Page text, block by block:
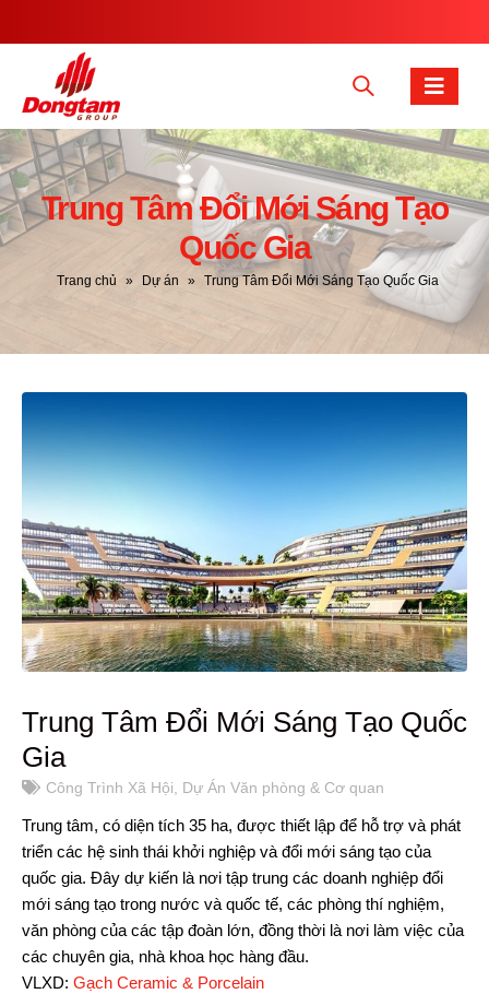
Trung Tâm Đổi Mới Sáng Tạo
Quốc Gia
Trang chủ » Dự án » Trung Tâm Đổi Mới Sáng Tạo Quốc Gia
Trung Tâm Đổi Mới Sáng Tạo Quốc
Gia
Công Trình Xã Hội, Dự Án Văn phòng & Cơ quan
Trung tâm, có diện tích 35 ha, được thiết lập để hỗ trợ và phát
triển các hệ sinh thái khởi nghiệp và đổi mới sáng tạo của
quốc gia. Đây dự kiến ​là nơi tập trung các doanh nghiệp đổi
mới sáng tạo trong nước và quốc tế, các phòng thí nghiệm,
văn phòng của các tập đoàn lớn, đồng thời là nơi làm việc của
các chuyên gia, nhà khoa học hàng đầu.
VLXD: Gạch Ceramic & Porcelain